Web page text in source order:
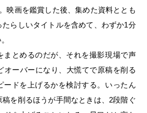
映画を鑑賞した後、集めた資料ととも
らしいタイトルを含めて、わずか1分
まとめるのだが、それを撮影現場で声
オーバーになり、大慌てで原稿を削る
ードを上げるかを検討する。いったん
を削るほうが手間なときは、2段階ぐ